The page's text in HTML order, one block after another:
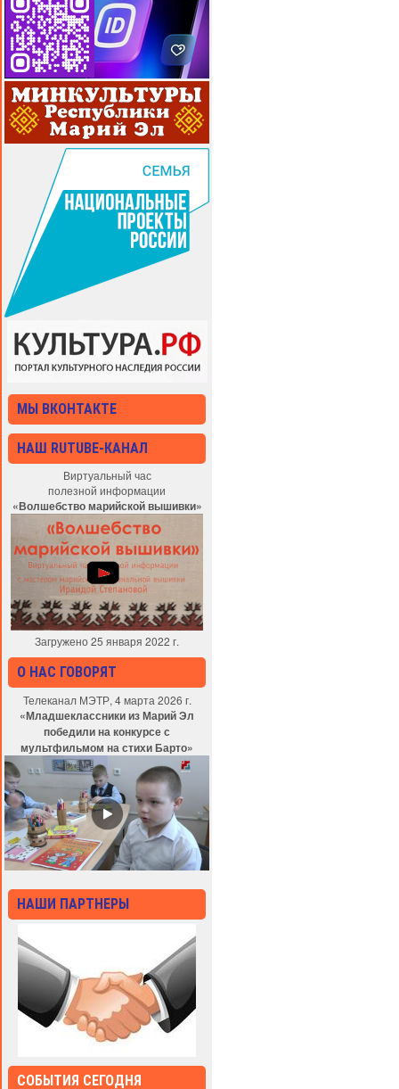
МЫ ВКОНТАКТЕ
НАШ RUTUBE-КАНАЛ
Виртуальный час
полезной информации
«Волшебство марийской вышивки»
Загружено 25 января 2022 г.
О НАС ГОВОРЯТ
Телеканал МЭТР, 4 марта 2026 г.
«Младшеклассники из Марий Эл
победили на конкурсе с
мультфильмом на стихи Барто»
НАШИ ПАРТНЕРЫ
СОБЫТИЯ СЕГОДНЯ